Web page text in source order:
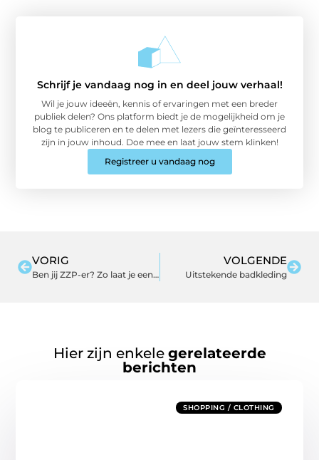
Schrijf je vandaag nog in en deel jouw verhaal!
Wil je jouw ideeën, kennis of ervaringen met een breder
publiek delen? Ons platform biedt je de mogelijkheid om je
blog te publiceren en te delen met lezers die geïnteresseerd
zijn in jouw inhoud. Doe mee en laat jouw stem klinken!
Registreer u vandaag nog
VORIG
Ben jij ZZP-er? Zo laat je een extra positieve indruk achter!
VOLGENDE
Uitstekende badkleding
Hier zijn enkele gerelateerde
berichten
SHOPPING / CLOTHING